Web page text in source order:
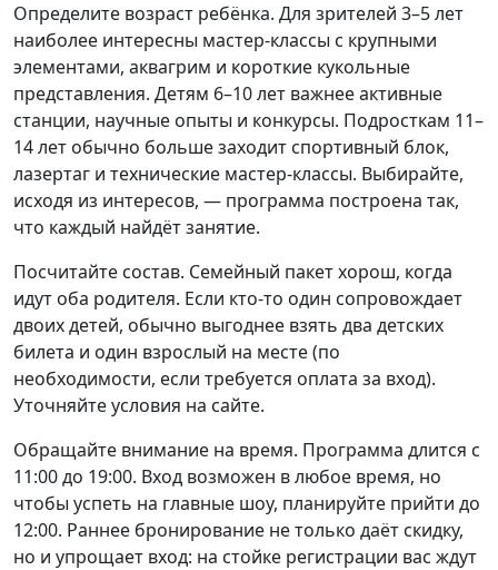
Определите возраст ребёнка. Для зрителей 3–5 лет
наиболее интересны мастер-классы с крупными
элементами, аквагрим и короткие кукольные
представления. Детям 6–10 лет важнее активные
станции, научные опыты и конкурсы. Подросткам 11–
14 лет обычно больше заходит спортивный блок,
лазертаг и технические мастер-классы. Выбирайте,
исходя из интересов, — программа построена так,
что каждый найдёт занятие.
Посчитайте состав. Семейный пакет хорош, когда
идут оба родителя. Если кто-то один сопровождает
двоих детей, обычно выгоднее взять два детских
билета и один взрослый на месте (по
необходимости, если требуется оплата за вход).
Уточняйте условия на сайте.
Обращайте внимание на время. Программа длится с
11:00 до 19:00. Вход возможен в любое время, но
чтобы успеть на главные шоу, планируйте прийти до
12:00. Раннее бронирование не только даёт скидку,
но и упрощает вход: на стойке регистрации вас ждут